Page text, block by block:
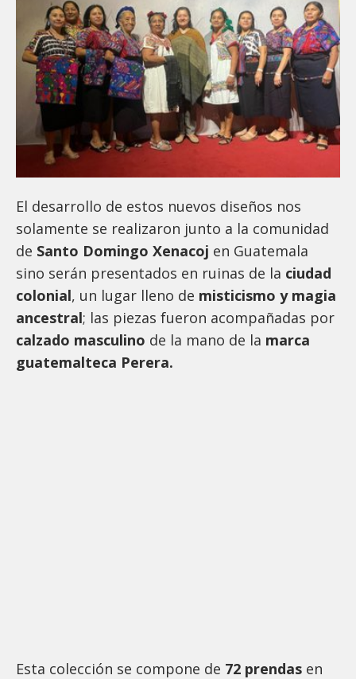
El desarrollo de estos nuevos diseños nos
solamente se realizaron junto a la comunidad
de Santo Domingo Xenacoj en Guatemala
sino serán presentados en ruinas de la ciudad
colonial, un lugar lleno de misticismo y magia
ancestral; las piezas fueron acompañadas por
calzado masculino de la mano de la marca
guatemalteca Perera.
Esta colección se compone de 72 prendas en